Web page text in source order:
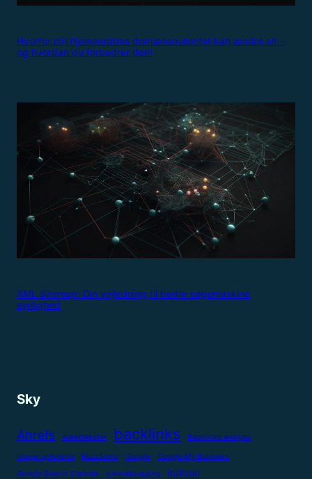
Hvorfor din hjemmesides domæneautoritet kan ændre alt –
og hvordan du forbedrer den!
XML Sitemap: Din vejledning til bedre søgemaskine
synlighed
Sky
Ahrefs ankertekster backlinks Backlinks analyse
brugeroplevelse BuzzSumo Google
Google My Business
Google Search Console
gæsteblogging indhold